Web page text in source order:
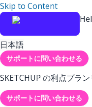
Skip to Content
日本語
サポートに問い合わせる
SKETCHUP の利点プラン
サポートに問い合わせる